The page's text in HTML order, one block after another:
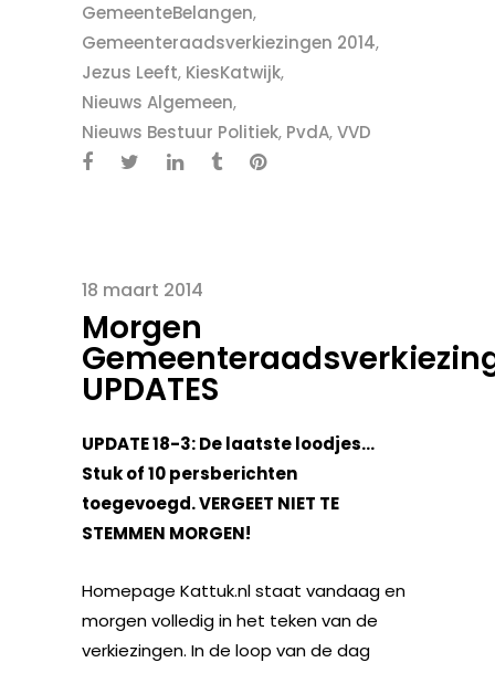
GemeenteBelangen,
Gemeenteraadsverkiezingen 2014,
Jezus Leeft, KiesKatwijk,
Nieuws Algemeen,
Nieuws Bestuur Politiek, PvdA,VVD
18 maart 2014
Morgen
UPDATES
UPDATE 18-3: De laatste loodjes…
Stuk of 10 persberichten
toegevoegd. VERGEET NIET TE
STEMMEN MORGEN!
Homepage Kattuk.nl staat vandaag en
morgen volledig in het teken van de
verkiezingen. In de loop van de dag